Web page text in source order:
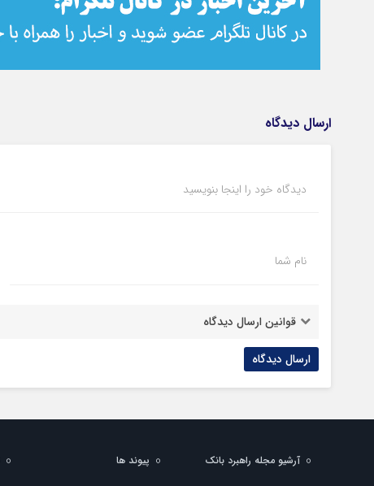
ارسال دیدگاه
دیدگاه خود را اینجا بنویسید
نام شما
قوانین ارسال دیدگاه
آرشیو مجله راهبرد بانک پیوند ها